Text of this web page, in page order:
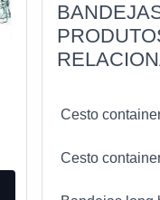
Cesto
Cesto